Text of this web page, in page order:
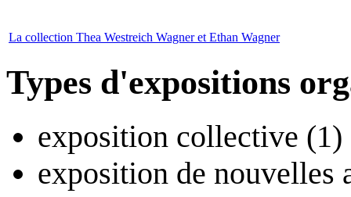
La collection Thea Westreich Wagner et Ethan Wagner
Types d'expositions
exposition collective (1)
exposition de nouvelles